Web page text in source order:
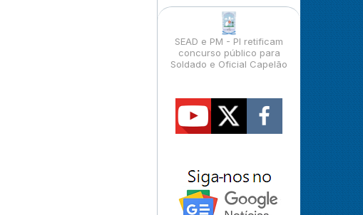
SEAD e PM - PI retificam
concurso público para
Soldado e Oficial Capelão